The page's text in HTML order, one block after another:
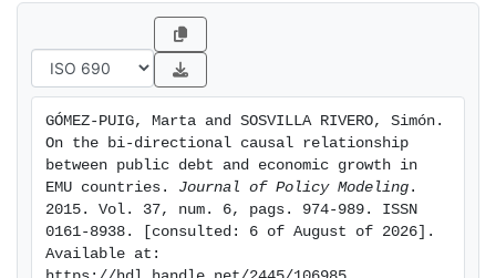
GÓMEZ-PUIG, Marta and SOSVILLA RIVERO, Simón.
On the bi-directional causal relationship
between public debt and economic growth in
EMU countries. Journal of Policy Modeling .
2015. Vol. 37, num. 6, pags. 974-989. ISSN
0161-8938. [consulted: 6 of August of 2026].
Available at: